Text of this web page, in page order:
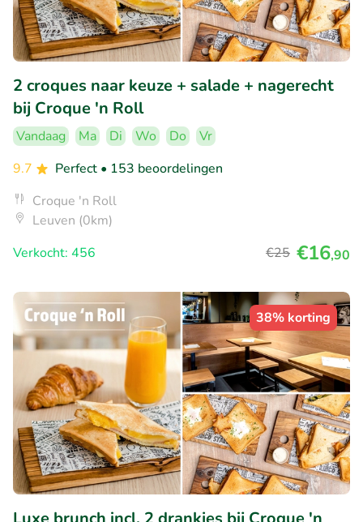
2 croques naar keuze + salade + nagerecht
bij Croque 'n Roll
Vandaag Ma Di Wo Do
Vr
9.7
Perfect • 153 beoordelingen
Croque 'n Roll
Leuven (0km)
Verkocht: 456
€25 €16,90
38% korting